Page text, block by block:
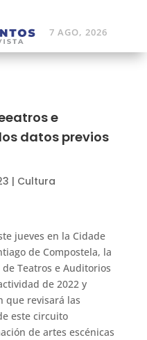
7 AGO, 2026
e
datos previos
| Cultura
jueves en la Cidade
de Compostela, la
Teatros e Auditorios
de 2022 y
que revisará las
este circuito
de artes escénicas